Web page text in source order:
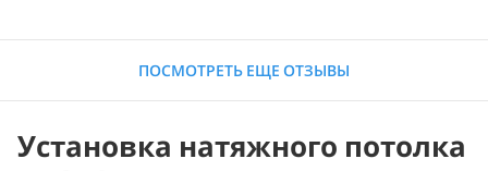
ПОСМОТРЕТЬ ЕЩЕ ОТЗЫВЫ
Установка натяжного потолка